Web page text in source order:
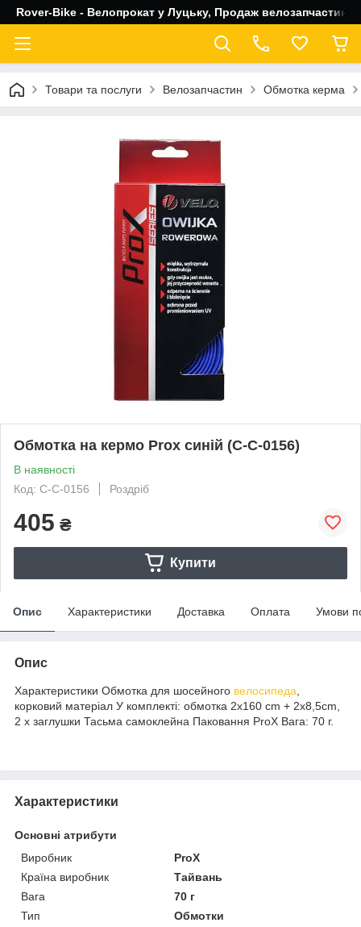
Rover-Bike - Велопрокат у Луцьку, Продаж велозапчастин,
Товари та послуги Велозапчастин Обмотка керма
Обмотка на кермо Prox синій (C-C-0156)
В наявності
Код: C-C-0156
Роздріб
405 ₴
Купити
Опис Характеристики Доставка Оплата Умови
Опис
Характеристики Обмотка для шосейного велосипеда
корковий матеріал У комплекті: обмотка 2x160 cm + 2x8,5cm,
2 x заглушки Тасьма самоклейна Паковання ProX Вага: 70 г.
Характеристики
Основні атрибути
Виробник
ProX
Країна виробник
Тайвань
Вага
70 г
Тип
Обмотки